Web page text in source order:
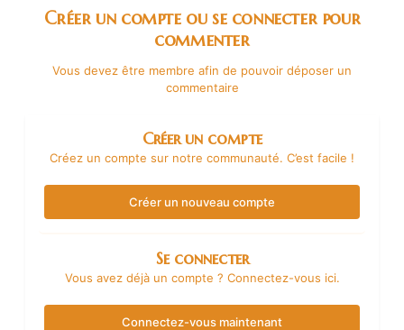
Créer un compte ou se connecter pour
commenter
Vous devez être membre afin de pouvoir déposer un
commentaire
Créer un compte
Créez un compte sur notre communauté. C’est facile !
Créer un nouveau compte
Se connecter
Vous avez déjà un compte ? Connectez-vous ici.
Connectez-vous maintenant